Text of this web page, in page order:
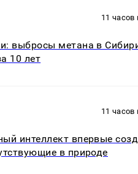
11 часов
выбросы метана в
10 лет
11 часов
интеллект впервые
в природе